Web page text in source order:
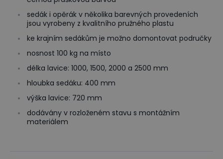
sedák i opěrák v několika barevných provedeních
jsou vyrobeny z kvalitního pružného plastu
ke krajním sedákům je možno domontovat područky
nosnost 100 kg na místo
délka lavice: 1000, 1500, 2000 a 2500 mm
hloubka sedáku: 400 mm
výška lavice: 720 mm
dodávány v rozloženém stavu s montážním
materiálem